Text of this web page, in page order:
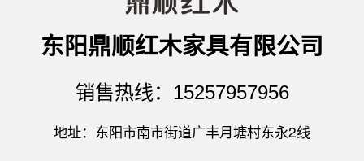
东阳鼎顺红木家具有限公司
销售热线：15257957956
地址：东阳市南市街道广丰月塘村东永2线